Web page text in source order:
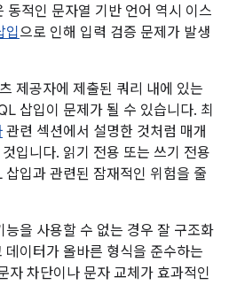
적인 문자열 기반 언어 역시 이스
입으로 인해 입력 검증 문제가 발생
제공자에 제출된 쿼리 내에 있는
삽입이 문제가 될 수 있습니다. 최
관련 섹션에서 설명한 것처럼 매개
입니다. 읽기 전용 또는 쓰기 전용
입과 관련된 잠재적인 위험을 줄
을 사용할 수 없는 경우 잘 구조화
이터가 올바른 형식을 준수하는
자 차단이나 문자 교체가 효과적인